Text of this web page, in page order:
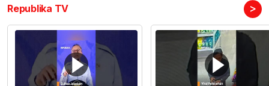
Republika TV >